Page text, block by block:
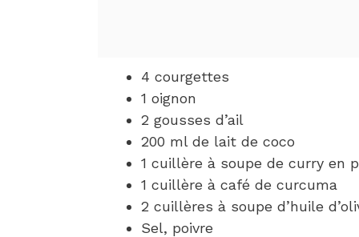
4 courgettes
1 oignon
2 gousses d’ail
200 ml de lait de coco
1 cuillère à soupe de curry en
1 cuillère à café de curcuma
2 cuillères à soupe d’huile
Sel, poivre